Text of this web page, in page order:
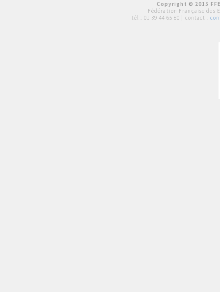
Copyright © 2015
Fédération Française des
tél : 01 39 44 65 80 | contact :